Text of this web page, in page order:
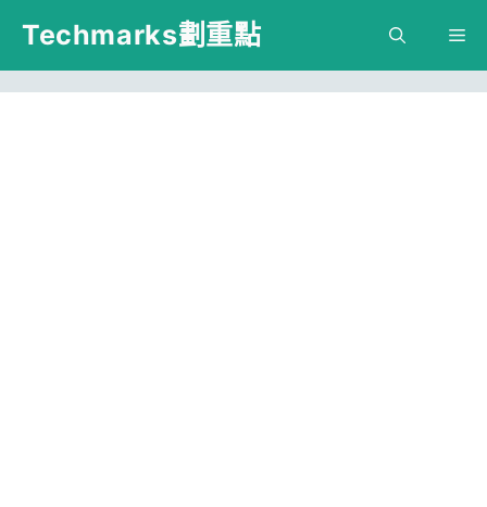
跳
主
Techmarks劃重點